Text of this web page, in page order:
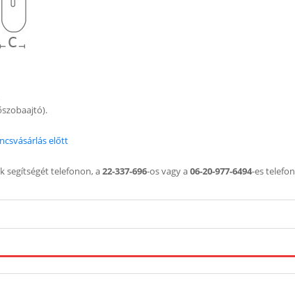
előtt
segítségét telefonon, a22-337-696-os vagy a06-20-977-6494-es